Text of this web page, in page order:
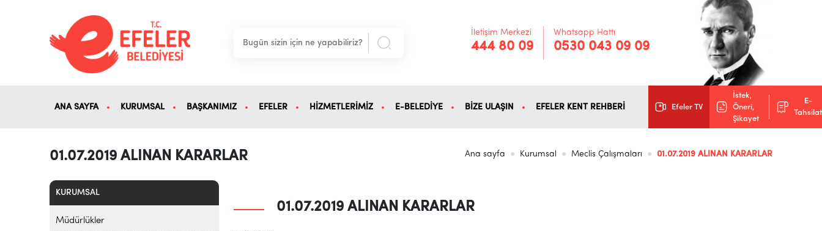
İletişim Merkezi
444 80 09
Whatsapp Hattı
0530 043 09 09
ANA SAYFA KURUMSAL BAŞKANIMIZ EFELER HİZMETLERİMİZ E-BELEDİYE BİZE ULAŞIN EFELER KENT REHBERİ Efeler TV
İstek,
Öneri,
Şikayet
E-
Tahsilat
01.07.2019 ALINAN KARARLAR Ana sayfa Kurumsal Meclis Çalışmaları 01.07.2019 ALINAN KARARLAR
KURUMSAL
Müdürlükler
01.07.2019 ALINAN KARARLAR